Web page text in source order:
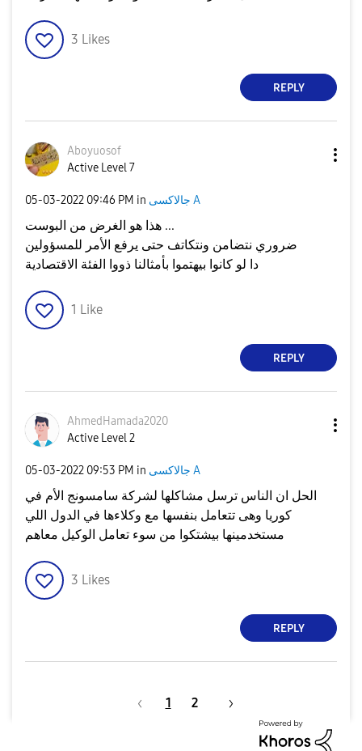
3 Likes
REPLY
Aboyuosof
Active Level 7
‎05-03-2022 09:46 PM in جالاكسى A
هذا هو الغرض من البوست ...
ضروري نتضامن ونتكاتف حتى يرفع الأمر للمسؤولين
دا لو كانوا بيهتموا بأمثالنا ذووا الفئة الاقتصادية
1 Like
REPLY
AhmedHamada2020
Active Level 2
‎05-03-2022 09:53 PM in جالاكسى A
الحل ان الناس ترسل مشاكلها لشركة سامسونج الأم في
كوريا وهى تتعامل بنفسها مع وكلاءها في الدول اللي
مستخدمينها بيشتكوا من سوء تعامل الوكيل معاهم
3 Likes
REPLY
1 2